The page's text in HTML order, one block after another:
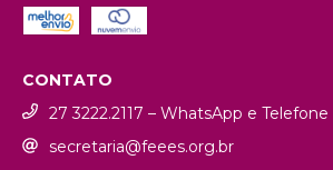
CONTATO
27 3222.2117 – WhatsApp e Telefone
secretaria@feees.org.br